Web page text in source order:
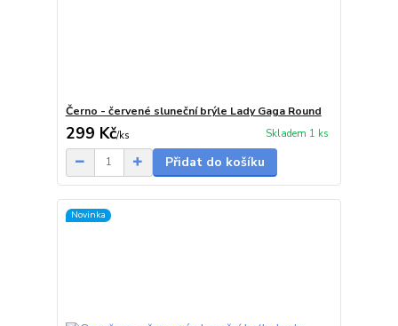
Černo - červené sluneční brýle Lady Gaga Round
299 Kč/ks Skladem 1 ks
Přidat do košíku
Novinka